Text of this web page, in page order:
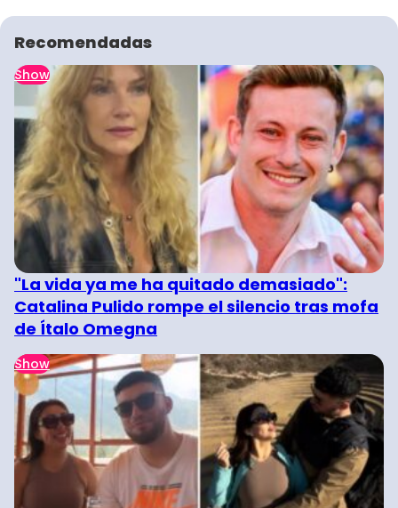
Recomendadas
Show
"La vida ya me ha quitado demasiado":
Catalina Pulido rompe el silencio tras mofa
de Ítalo Omegna
Show